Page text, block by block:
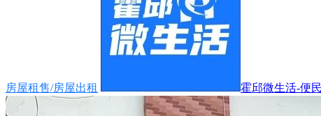
房屋租售/房屋出租 霍邱微生活-便